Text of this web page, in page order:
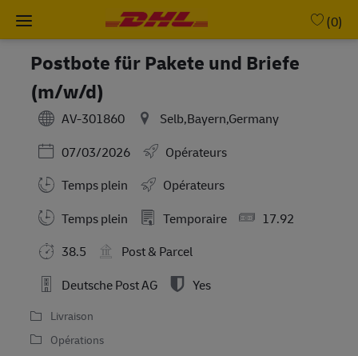
(0)
Postbote für Pakete und Briefe
(m/w/d)
AV-301860
Selb,Bayern,Germany
Posted Date
07/03/2026
Opérateurs
Temps plein
Opérateurs
Working Hours
Temps plein Temporaire
17.92
38.5
Post & Parcel
Deutsche Post AG
Yes
Livraison
Opérations